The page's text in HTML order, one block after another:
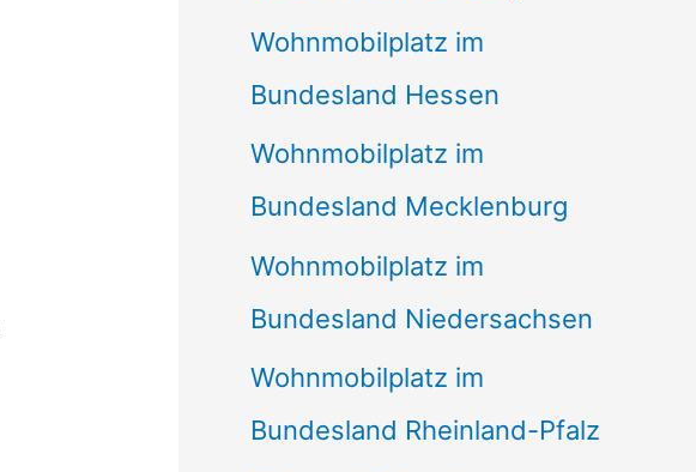
Wohnmobilplatz im
Bundesland Hessen
Wohnmobilplatz im
Bundesland Mecklenburg
Wohnmobilplatz im
Bundesland Niedersachsen
Wohnmobilplatz im
Bundesland Rheinland-Pfalz